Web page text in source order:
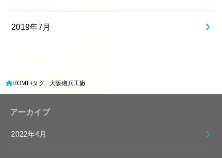
2019年7月
HOME タグ : 大阪砲兵工廠
アーカイブ
2022年4月